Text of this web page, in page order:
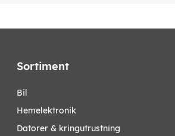
Sortiment
bil
hemelektronik
datorer & kringutrustning